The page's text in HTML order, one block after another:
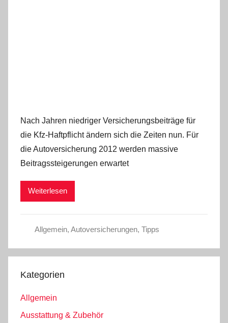
Nach Jahren niedriger Versicherungsbeiträge für
die Kfz-Haftpflicht ändern sich die Zeiten nun. Für
die Autoversicherung 2012 werden massive
Beitragssteigerungen erwartet
Weiterlesen
Allgemein, Autoversicherungen, Tipps
Kategorien
Allgemein
Ausstattung & Zubehör